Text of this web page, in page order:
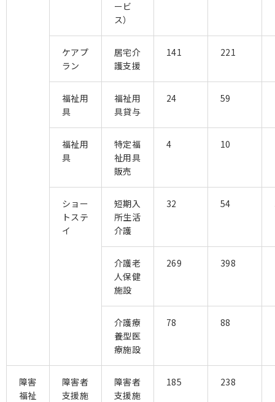
ービ
ス）
ケアプ
ラン
居宅介
護支援
141 221
福祉用
具
福祉用
具貸与
24 59
福祉用
具
特定福
祉用具
販売
4 10
ショー
トステ
イ
短期入
所生活
介護
32 54
介護老
人保健
施設
269 398
介護療
養型医
療施設
78 88
障害
福祉
障害者
支援施
障害者
支援施
185 238